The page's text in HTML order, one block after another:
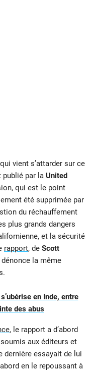
qui vient s’attarder sur ce
publié par la United
qui est le point
été supprimée par
du réchauffement
plus grands dangers
et la sécurité
rapport, de Scott
dénonce la même
en Inde, entre
des abus
, le rapport a d’abord
aux éditeurs et
dernière essayait de lui
en le repoussant à